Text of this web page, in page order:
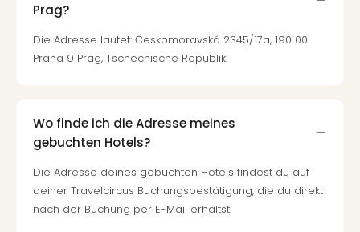
Prag?
Die Adresse lautet: Českomoravská 2345/17a, 190 00
Praha 9 Prag, Tschechische Republik
Wo finde ich die Adresse meines
gebuchten Hotels?
Die Adresse deines gebuchten Hotels findest du auf
deiner Travelcircus Buchungsbestätigung, die du direkt
nach der Buchung per E-Mail erhältst.